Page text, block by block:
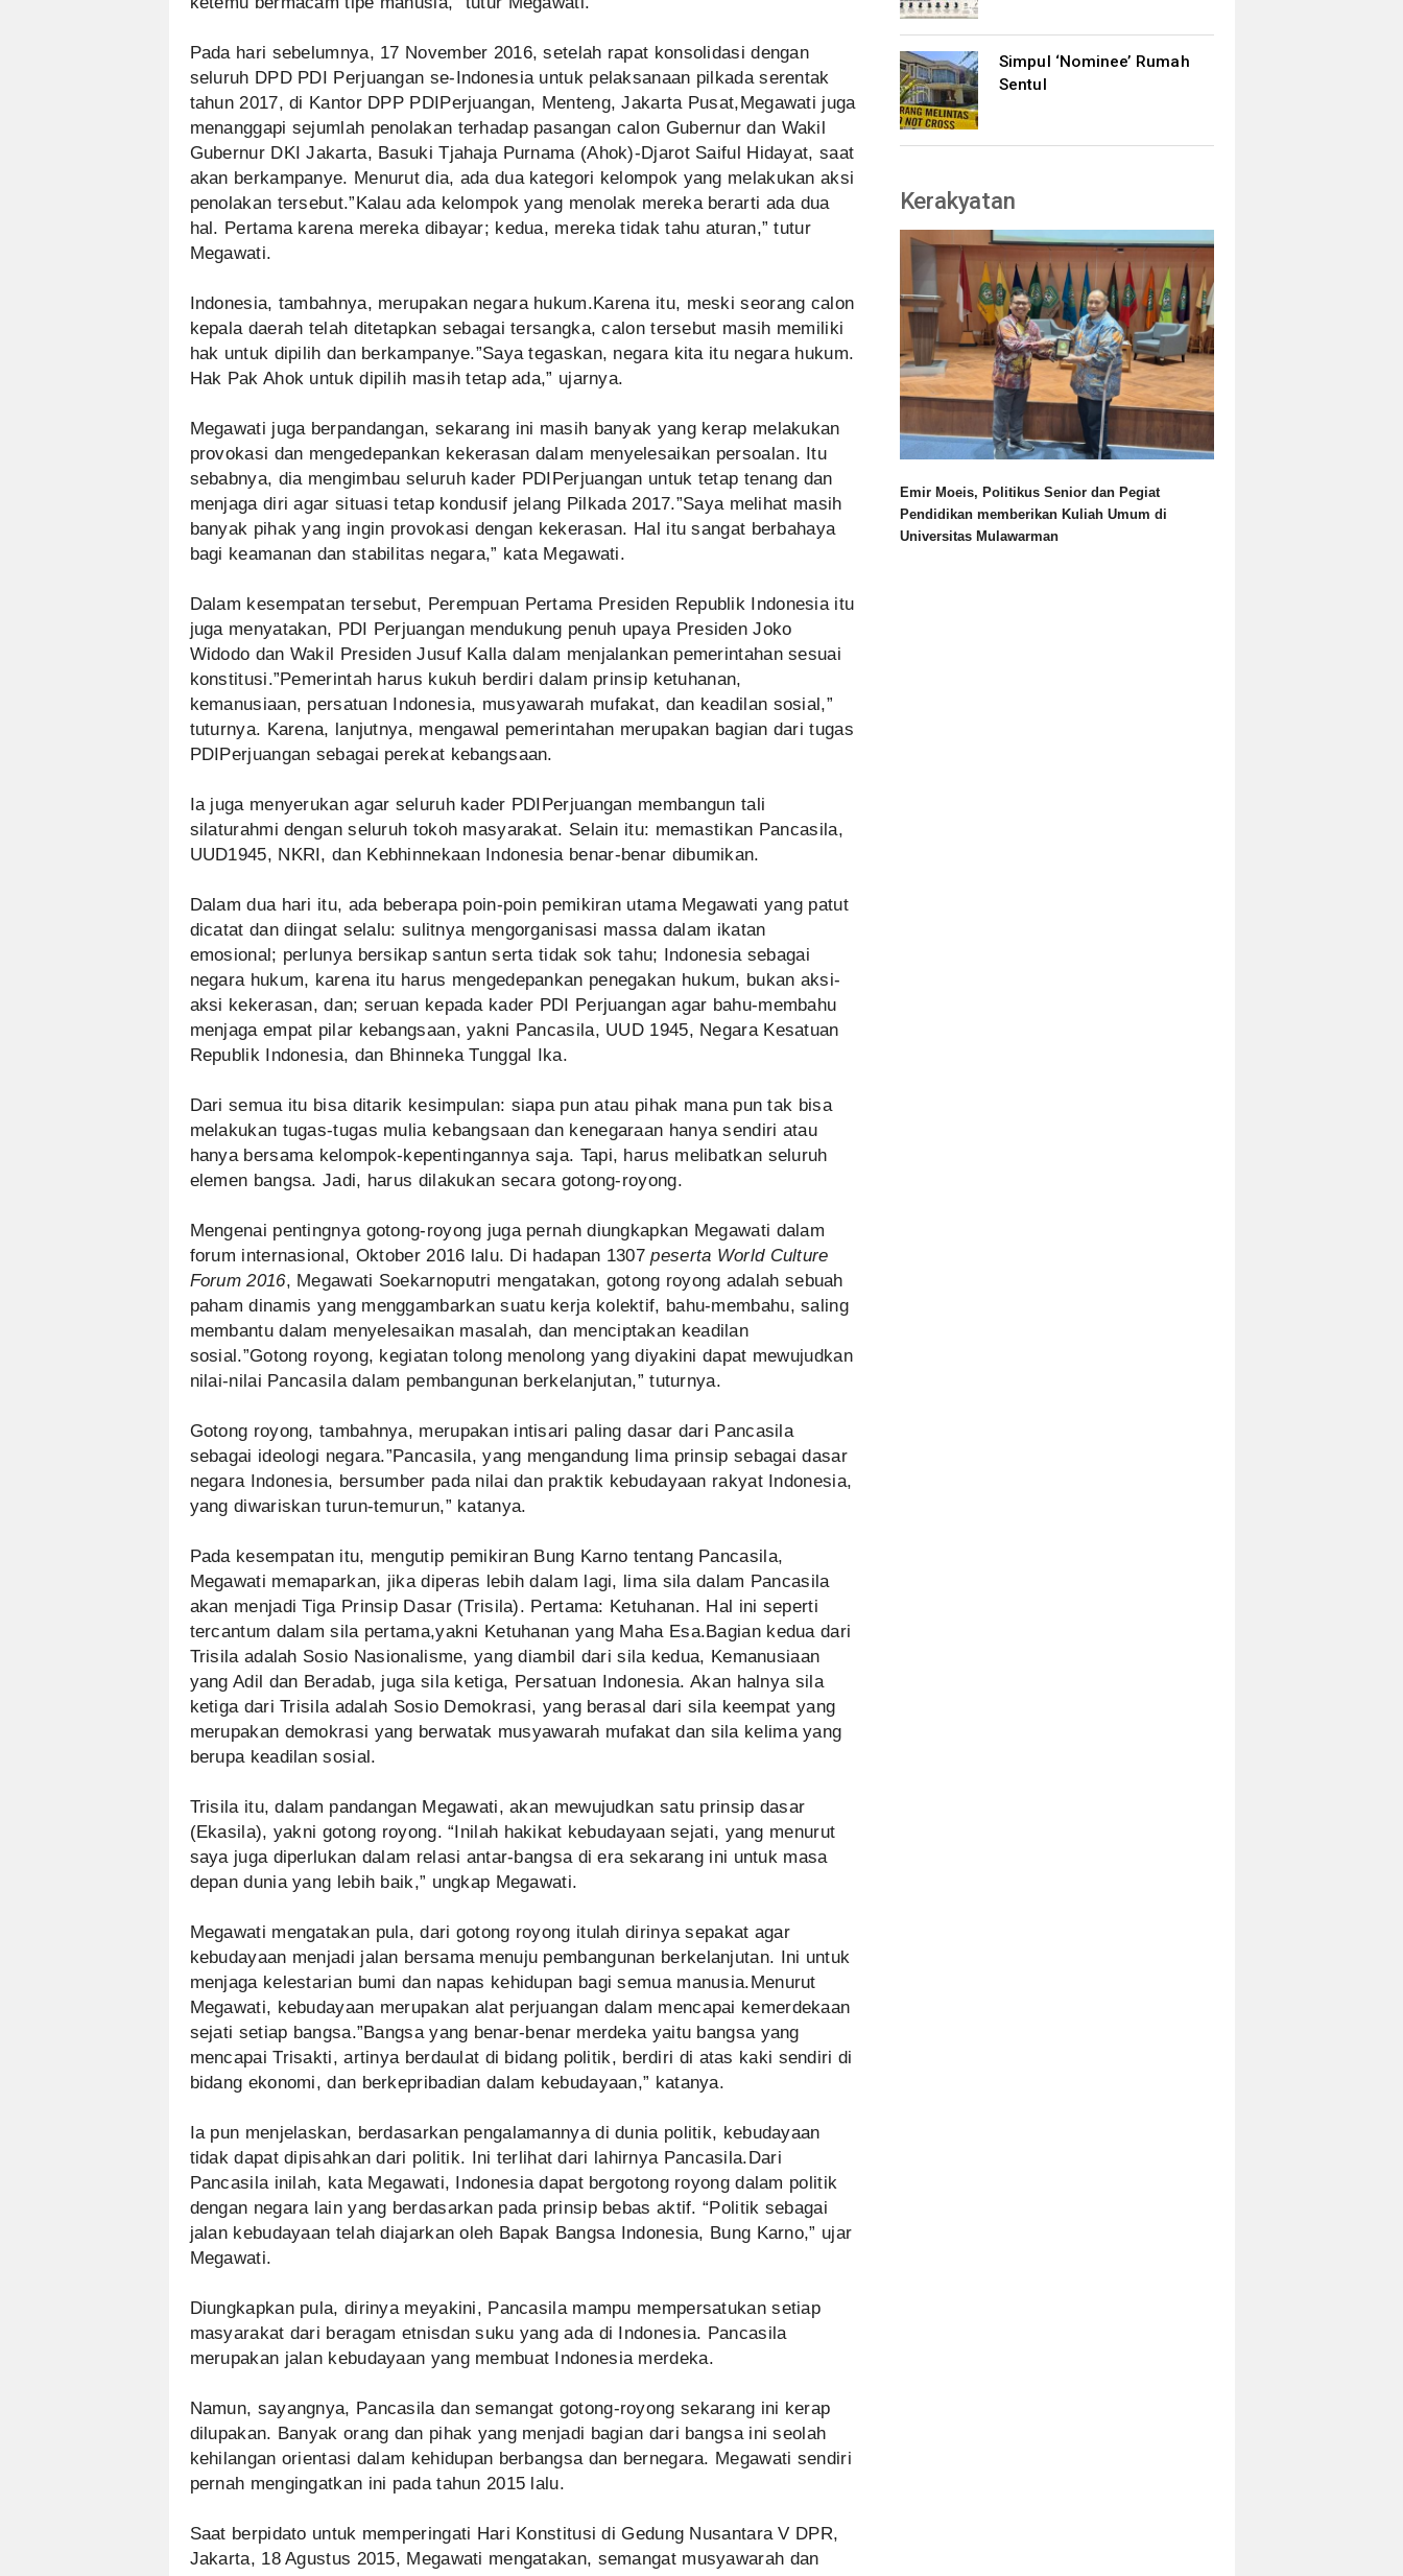
Pada hari sebelumnya, 17 November 2016, setelah rapat konsolidasi dengan
seluruh DPD PDI Perjuangan se-Indonesia untuk pelaksanaan pilkada serentak
tahun 2017, di Kantor DPP PDIPerjuangan, Menteng, Jakarta Pusat,Megawati juga
menanggapi sejumlah penolakan terhadap pasangan calon Gubernur dan Wakil
Gubernur DKI Jakarta, Basuki Tjahaja Purnama (Ahok)-Djarot Saiful Hidayat, saat
akan berkampanye. Menurut dia, ada dua kategori kelompok yang melakukan aksi
penolakan tersebut.”Kalau ada kelompok yang menolak mereka berarti ada dua
hal. Pertama karena mereka dibayar; kedua, mereka tidak tahu aturan,” tutur
Megawati.
Indonesia, tambahnya, merupakan negara hukum.Karena itu, meski seorang calon
kepala daerah telah ditetapkan sebagai tersangka, calon tersebut masih memiliki
hak untuk dipilih dan berkampanye.”Saya tegaskan, negara kita itu negara hukum.
Hak Pak Ahok untuk dipilih masih tetap ada,” ujarnya.
Megawati juga berpandangan, sekarang ini masih banyak yang kerap melakukan
provokasi dan mengedepankan kekerasan dalam menyelesaikan persoalan. Itu
sebabnya, dia mengimbau seluruh kader PDIPerjuangan untuk tetap tenang dan
menjaga diri agar situasi tetap kondusif jelang Pilkada 2017.”Saya melihat masih
banyak pihak yang ingin provokasi dengan kekerasan. Hal itu sangat berbahaya
bagi keamanan dan stabilitas negara,” kata Megawati.
Dalam kesempatan tersebut, Perempuan Pertama Presiden Republik Indonesia itu
juga menyatakan, PDI Perjuangan mendukung penuh upaya Presiden Joko
Widodo dan Wakil Presiden Jusuf Kalla dalam menjalankan pemerintahan sesuai
konstitusi.”Pemerintah harus kukuh berdiri dalam prinsip ketuhanan,
kemanusiaan, persatuan Indonesia, musyawarah mufakat, dan keadilan sosial,”
tuturnya. Karena, lanjutnya, mengawal pemerintahan merupakan bagian dari tugas
PDIPerjuangan sebagai perekat kebangsaan.
Ia juga menyerukan agar seluruh kader PDIPerjuangan membangun tali
silaturahmi dengan seluruh tokoh masyarakat. Selain itu: memastikan Pancasila,
UUD1945, NKRI, dan Kebhinnekaan Indonesia benar-benar dibumikan.
Dalam dua hari itu, ada beberapa poin-poin pemikiran utama Megawati yang patut
dicatat dan diingat selalu: sulitnya mengorganisasi massa dalam ikatan
emosional; perlunya bersikap santun serta tidak sok tahu; Indonesia sebagai
negara hukum, karena itu harus mengedepankan penegakan hukum, bukan aksi-
aksi kekerasan, dan; seruan kepada kader PDI Perjuangan agar bahu-membahu
menjaga empat pilar kebangsaan, yakni Pancasila, UUD 1945, Negara Kesatuan
Republik Indonesia, dan Bhinneka Tunggal Ika.
Dari semua itu bisa ditarik kesimpulan: siapa pun atau pihak mana pun tak bisa
melakukan tugas-tugas mulia kebangsaan dan kenegaraan hanya sendiri atau
hanya bersama kelompok-kepentingannya saja. Tapi, harus melibatkan seluruh
elemen bangsa. Jadi, harus dilakukan secara gotong-royong.
Mengenai pentingnya gotong-royong juga pernah diungkapkan Megawati dalam
forum internasional, Oktober 2016 lalu. Di hadapan 1307peserta World Culture
Forum 2016, Megawati Soekarnoputri mengatakan, gotong royong adalah sebuah
paham dinamis yang menggambarkan suatu kerja kolektif, bahu-membahu, saling
membantu dalam menyelesaikan masalah, dan menciptakan keadilan
sosial.”Gotong royong, kegiatan tolong menolong yang diyakini dapat mewujudkan
nilai-nilai Pancasila dalam pembangunan berkelanjutan,” tuturnya.
Gotong royong, tambahnya, merupakan intisari paling dasar dari Pancasila
sebagai ideologi negara.”Pancasila, yang mengandung lima prinsip sebagai dasar
negara Indonesia, bersumber pada nilai dan praktik kebudayaan rakyat Indonesia,
yang diwariskan turun-temurun,” katanya.
Pada kesempatan itu, mengutip pemikiran Bung Karno tentang Pancasila,
Megawati memaparkan, jika diperas lebih dalam lagi, lima sila dalam Pancasila
akan menjadi Tiga Prinsip Dasar (Trisila). Pertama: Ketuhanan. Hal ini seperti
tercantum dalam sila pertama,yakni Ketuhanan yang Maha Esa.Bagian kedua dari
Trisila adalah Sosio Nasionalisme, yang diambil dari sila kedua, Kemanusiaan
yang Adil dan Beradab, juga sila ketiga, Persatuan Indonesia. Akan halnya sila
ketiga dari Trisila adalah Sosio Demokrasi, yang berasal dari sila keempat yang
merupakan demokrasi yang berwatak musyawarah mufakat dan sila kelima yang
berupa keadilan sosial.
Trisila itu, dalam pandangan Megawati, akan mewujudkan satu prinsip dasar
(Ekasila), yakni gotong royong. “Inilah hakikat kebudayaan sejati, yang menurut
saya juga diperlukan dalam relasi antar-bangsa di era sekarang ini untuk masa
depan dunia yang lebih baik,” ungkap Megawati.
Megawati mengatakan pula, dari gotong royong itulah dirinya sepakat agar
kebudayaan menjadi jalan bersama menuju pembangunan berkelanjutan. Ini untuk
menjaga kelestarian bumi dan napas kehidupan bagi semua manusia.Menurut
Megawati, kebudayaan merupakan alat perjuangan dalam mencapai kemerdekaan
sejati setiap bangsa.”Bangsa yang benar-benar merdeka yaitu bangsa yang
mencapai Trisakti, artinya berdaulat di bidang politik, berdiri di atas kaki sendiri di
bidang ekonomi, dan berkepribadian dalam kebudayaan,” katanya.
Ia pun menjelaskan, berdasarkan pengalamannya di dunia politik, kebudayaan
tidak dapat dipisahkan dari politik. Ini terlihat dari lahirnya Pancasila.Dari
Pancasila inilah, kata Megawati, Indonesia dapat bergotong royong dalam politik
dengan negara lain yang berdasarkan pada prinsip bebas aktif. “Politik sebagai
jalan kebudayaan telah diajarkan oleh Bapak Bangsa Indonesia, Bung Karno,” ujar
Megawati.
Diungkapkan pula, dirinya meyakini, Pancasila mampu mempersatukan setiap
masyarakat dari beragam etnisdan suku yang ada di Indonesia. Pancasila
merupakan jalan kebudayaan yang membuat Indonesia merdeka.
Namun, sayangnya, Pancasila dan semangat gotong-royong sekarang ini kerap
dilupakan. Banyak orang dan pihak yang menjadi bagian dari bangsa ini seolah
kehilangan orientasi dalam kehidupan berbangsa dan bernegara. Megawati sendiri
pernah mengingatkan ini pada tahun 2015 lalu.
Saat berpidato untuk memperingati Hari Konstitusi di Gedung Nusantara V DPR,
Jakarta, 18 Agustus 2015, Megawati mengatakan, semangat musyawarah dan
Simpul ‘Nominee’ Rumah
Sentul
Kerakyatan
Emir Moeis, Politikus Senior dan Pegiat
Pendidikan memberikan Kuliah Umum di
Universitas Mulawarman